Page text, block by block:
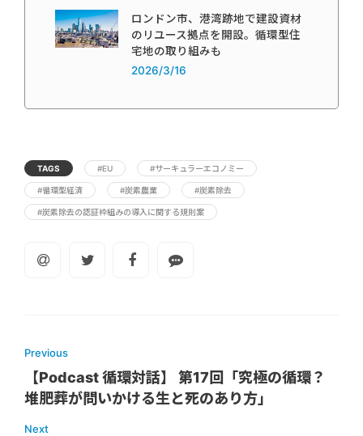
ロンドン市、港湾跡地で建設資材
のリユース拠点を開設。循環型住
宅地の取り組みも
2026/3/16
TAGS #EU #サーキュラーエコノミー
#循環型経済 #炭素農業 #炭素除去
#炭素除去の認証枠組みの導入に関する規則案
Previous
【Podcast 循環対話】 第17回「究極の循環？
堆肥葬が問いかける生と死のあり方」
Next